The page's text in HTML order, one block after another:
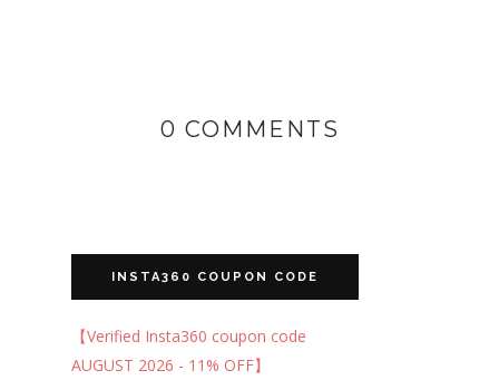
0 COMMENTS
INSTA360 COUPON CODE
【Verified Insta360 coupon code
AUGUST 2026 - 11% OFF】